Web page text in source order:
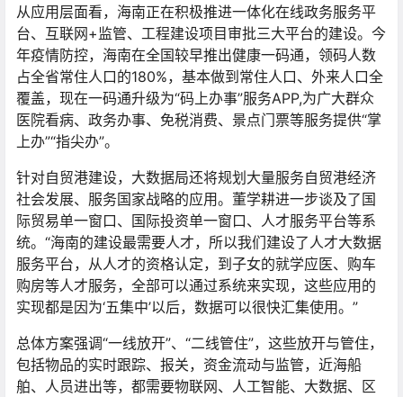
从应用层面看，海南正在积极推进一体化在线政务服务平
台、互联网+监管、工程建设项目审批三大平台的建设。今
年疫情防控，海南在全国较早推出健康一码通，领码人数
占全省常住人口的180%，基本做到常住人口、外来人口全
覆盖，现在一码通升级为“码上办事”服务APP,为广大群众
医院看病、政务办事、免税消费、景点门票等服务提供“掌
上办”“指尖办”。
针对自贸港建设，大数据局还将规划大量服务自贸港经济
社会发展、服务国家战略的应用。董学耕进一步谈及了国
际贸易单一窗口、国际投资单一窗口、人才服务平台等系
统。“海南的建设最需要人才，所以我们建设了人才大数据
服务平台，从人才的资格认定，到子女的就学应医、购车
购房等人才服务，全部可以通过系统来实现，这些应用的
实现都是因为‘五集中’以后，数据可以很快汇集使用。”
总体方案强调“一线放开”、“二线管住”，这些放开与管住，
包括物品的实时跟踪、报关，资金流动与监管，近海船
舶、人员进出等，都需要物联网、人工智能、大数据、区